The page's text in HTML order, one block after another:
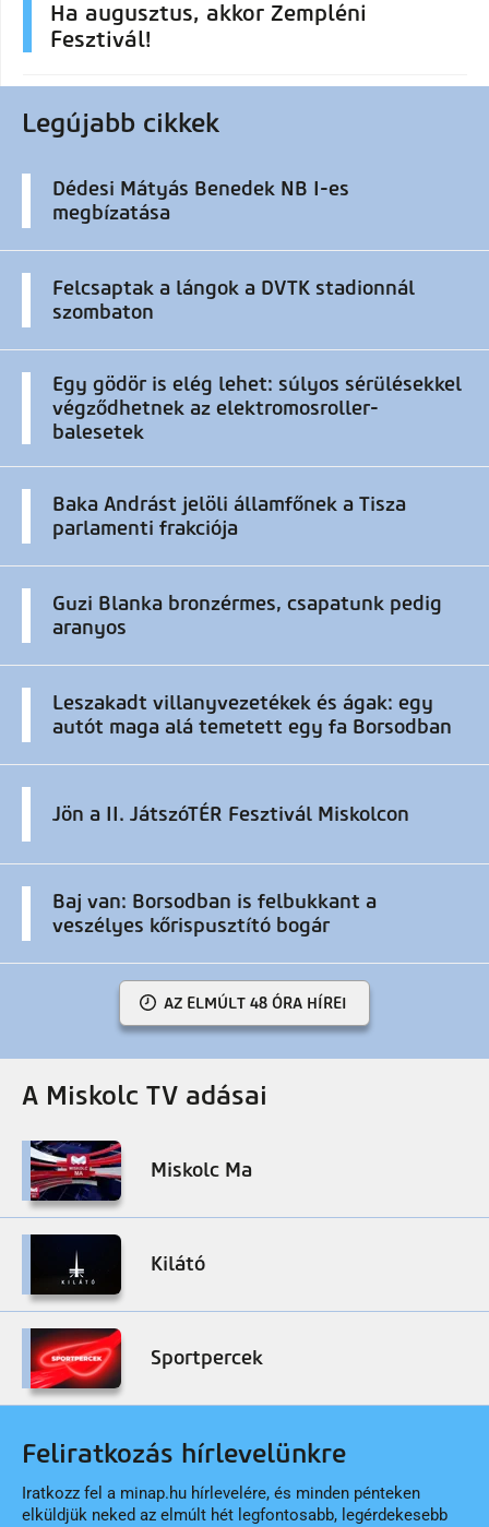
Ha augusztus, akkor Zempléni
Fesztivál!
Legújabb cikkek
Dédesi Mátyás Benedek NB I-es
megbízatása
Felcsaptak a lángok a DVTK stadionnál
szombaton
Egy gödör is elég lehet: súlyos sérülésekkel
végződhetnek az elektromosroller-
balesetek
Baka Andrást jelöli államfőnek a Tisza
parlamenti frakciója
Guzi Blanka bronzérmes, csapatunk pedig
aranyos
Leszakadt villanyvezetékek és ágak: egy
autót maga alá temetett egy fa Borsodban
Jön a II. JátszóTÉR Fesztivál Miskolcon
Baj van: Borsodban is felbukkant a
veszélyes kőrispusztító bogár
AZ ELMÚLT 48 ÓRA HÍREI
A Miskolc TV adásai
Miskolc Ma
Kilátó
Sportpercek
Feliratkozás hírlevelünkre
Iratkozz fel a minap.hu hírlevelére, és minden pénteken
elküldjük neked az elmúlt hét legfontosabb, legérdekesebb